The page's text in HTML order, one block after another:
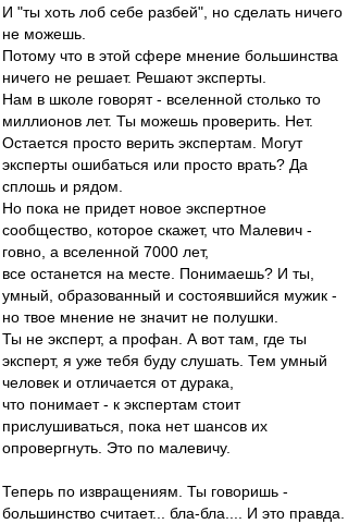
И "ты хоть лоб себе разбей", но сделать ничего
не можешь.
Потому что в этой сфере мнение большинства
ничего не решает. Решают эксперты.
Нам в школе говорят - вселенной столько то
миллионов лет. Ты можешь проверить. Нет.
Остается просто верить экспертам. Могут
эксперты ошибаться или просто врать? Да
сплошь и рядом.
Но пока не придет новое экспертное
сообщество, которое скажет, что Малевич -
говно, а вселенной 7000 лет,
все останется на месте. Понимаешь? И ты,
умный, образованный и состоявшийся мужик -
но твое мнение не значит не полушки.
Ты не эксперт, а профан. А вот там, где ты
эксперт, я уже тебя буду слушать. Тем умный
человек и отличается от дурака,
что понимает - к экспертам стоит
прислушиваться, пока нет шансов их
опровергнуть. Это по малевичу.
Теперь по извращениям. Ты говоришь -
большинство считает... бла-бла.... И это правда.